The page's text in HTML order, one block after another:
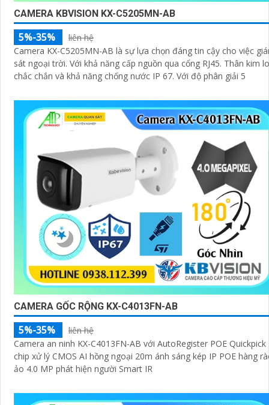
CAMERA KBVISION KX-C5205MN-AB
5%-35%
liên hệ
Camera KX-C5205MN-AB là sự lựa chọn đáng tin cậy cho việc
sát ngoại trời. Với khả năng cấp nguồn qua cổng RJ45. Thân kim loại
chắc chắn và khả năng chống nước IP 67. Với độ phân giải 5
CAMERA GỐC RỘNG KX-C4013FN-AB
5%-35%
liên hệ
Camera an ninh KX-C4013FN-AB với AutoRegister POE Quickpick
chip xử lý CMOS AI hồng ngoại 20m ánh sáng kép IP POE hàng
ảo 4.0 MP phát hiện người Smart IR